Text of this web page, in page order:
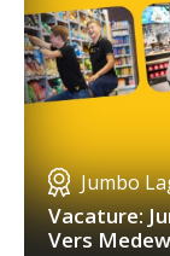
Jumbo
Vacature:
Vers